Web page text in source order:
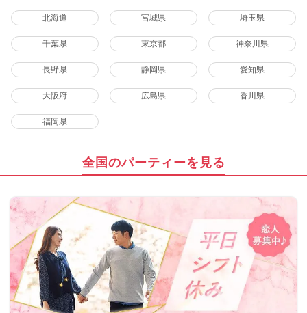
北海道 宮城県 埼玉県
千葉県 東京都 神奈川県
長野県 静岡県 愛知県
大阪府 広島県 香川県
福岡県
全国のパーティーを見る